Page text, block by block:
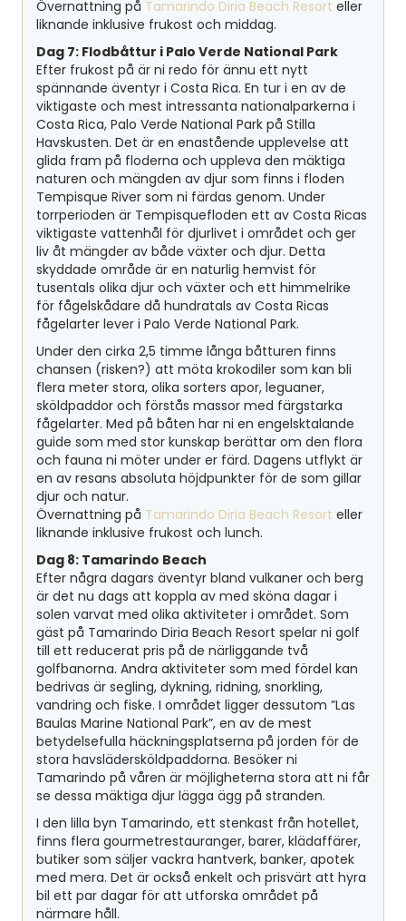
Övernattning på Tamarindo Diria Beach Resort eller
liknande inklusive frukost och middag.
Dag 7: Flodbåttur i Palo Verde National Park
Efter frukost på är ni redo för ännu ett nytt
spännande äventyr i Costa Rica. En tur i en av de
viktigaste och mest intressanta nationalparkerna i
Costa Rica, Palo Verde National Park på Stilla
Havskusten. Det är en enastående upplevelse att
glida fram på floderna och uppleva den mäktiga
naturen och mängden av djur som finns i floden
Tempisque River som ni färdas genom. Under
torrperioden är Tempisquefloden ett av Costa Ricas
viktigaste vattenhål för djurlivet i området och ger
liv åt mängder av både växter och djur. Detta
skyddade område är en naturlig hemvist för
tusentals olika djur och växter och ett himmelrike
för fågelskådare då hundratals av Costa Ricas
fågelarter lever i Palo Verde National Park.
Under den cirka 2,5 timme långa båtturen finns
chansen (risken?) att möta krokodiler som kan bli
flera meter stora, olika sorters apor, leguaner,
sköldpaddor och förstås massor med färgstarka
fågelarter. Med på båten har ni en engelsktalande
guide som med stor kunskap berättar om den flora
och fauna ni möter under er färd. Dagens utflykt är
en av resans absoluta höjdpunkter för de som gillar
djur och natur.
Övernattning på Tamarindo Diria Beach Resort eller
liknande inklusive frukost och lunch.
Dag 8: Tamarindo Beach
Efter några dagars äventyr bland vulkaner och berg
är det nu dags att koppla av med sköna dagar i
solen varvat med olika aktiviteter i området. Som
gäst på Tamarindo Diria Beach Resort spelar ni golf
till ett reducerat pris på de närliggande två
golfbanorna. Andra aktiviteter som med fördel kan
bedrivas är segling, dykning, ridning, snorkling,
vandring och fiske. I området ligger dessutom ”Las
Baulas Marine National Park”, en av de mest
betydelsefulla häckningsplatserna på jorden för de
stora havslädersköldpaddorna. Besöker ni
Tamarindo på våren är möjligheterna stora att ni får
se dessa mäktiga djur lägga ägg på stranden.
I den lilla byn Tamarindo, ett stenkast från hotellet,
finns flera gourmetrestauranger, barer, klädaffärer,
butiker som säljer vackra hantverk, banker, apotek
med mera. Det är också enkelt och prisvärt att hyra
bil ett par dagar för att utforska området på
närmare håll.